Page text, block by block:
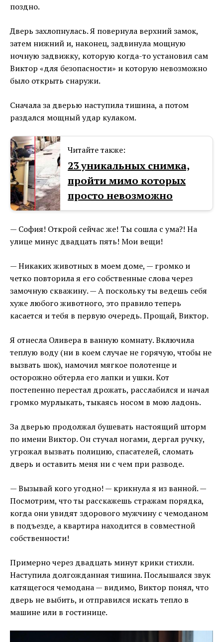
поздно.
Дверь захлопнулась. Я повернула верхний замок,
затем нижний и, наконец, задвинула мощную
ночную задвижку, которую когда-то установил сам
Виктор «для безопасности» и которую невозможно
было открыть снаружи.
Сначала за дверью наступила тишина, а потом
раздался мощный удар кулаком.
Читайте также:
23 уникальных снимка,
пройти мимо которых
просто невозможно
— София! Открой сейчас же! Ты сошла с ума?! На
улице минус двадцать пять! Мои вещи!
— Никаких животных в моем доме, — громко и
четко повторила я его собственные слова через
замочную скважину. — А поскольку ты ведешь себя
хуже любого животного, это правило теперь
касается и тебя в первую очередь. Прощай, Виктор.
Я отнесла Оливера в ванную комнату. Включила
теплую воду (ни в коем случае не горячую, чтобы не
вызвать шок), намочил мягкое полотенце и
осторожно обтерла его лапки и ушки. Кот
постепенно перестал дрожать, расслабился и начал
громко мурлыкать, тыкаясь носом в мою ладонь.
За дверью продолжал бушевать настоящий шторм
по имени Виктор. Он стучал ногами, дергал ручку,
угрожал вызвать полицию, спасателей, сломать
дверь и оставить меня ни с чем при разводе.
— Вызывай кого угодно! — крикнула я из ванной. —
Посмотрим, что ты расскажешь стражам порядка,
когда они увидят здорового мужчину с чемоданом
в подъезде, а квартира находится в совместной
собственности!
Примерно через двадцать минут крики стихли.
Наступила долгожданная тишина. Послышался звук
катящегося чемодана — видимо, Виктор понял, что
дверь не выбить, и отправился искать тепло в
машине или в гостинице.